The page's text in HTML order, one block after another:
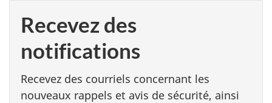
Recevez des
notifications
Recevez des courriels concernant les
nouveaux rappels et avis de sécurité, ainsi